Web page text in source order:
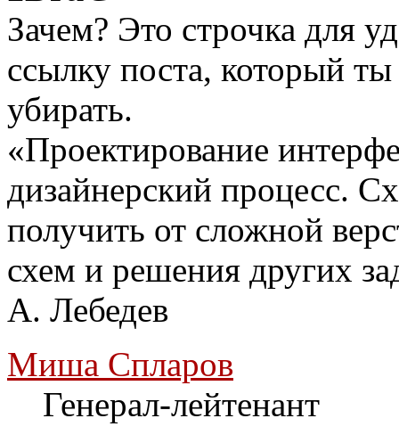
Зачем? Это строчка для
ссылку поста, который
убирать.
«Проектирование
дизайнерский процесс.
получить от сложной
схем и решения других
A. Лебедев
Миша Спларов
Генерал-лейтенант